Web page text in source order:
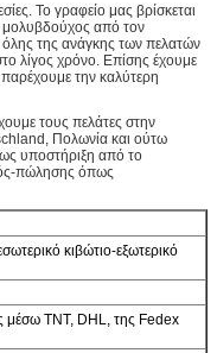
Το γραφείο μας βρίσκεται
μολυβδούχος από τον
όλης της ανάγκης των πελατών
λίγος χρόνο. Επίσης έχουμε
παρέχουμε την καλύτερη
τους πελάτες στην
Πολωνία και ούτω
ως υποστήριξη από το
πώλησης όπως
κιβώτιο-εξωτερικό
μέσω TNT, DHL, της Fedex